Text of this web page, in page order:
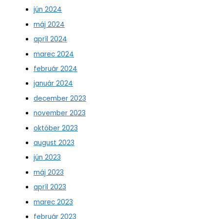
jún 2024
máj 2024
apríl 2024
marec 2024
február 2024
január 2024
december 2023
november 2023
október 2023
august 2023
jún 2023
máj 2023
apríl 2023
marec 2023
február 2023